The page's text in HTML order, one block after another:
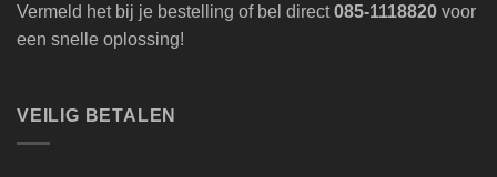
Vermeld het bij je bestelling of bel direct085-1118820 voor
een snelle oplossing!
VEILIG BETALEN